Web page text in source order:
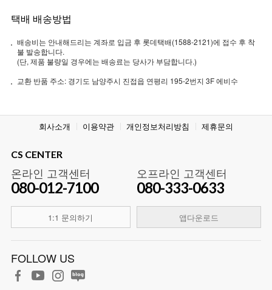
택배 배송방법
배송비는 안내해드리는 계좌로 입금 후 롯데택배(1588-2121)에 접수 후 착
불 발송합니다.
(단, 제품 불량일 경우에는 배송료는 당사가 부담합니다.)
교환 반품 주소: 경기도 남양주시 진접읍 연평리 195-2번지 3F 에비수
회사소개 이용약관 개인정보처리방침 제휴문의
CS CENTER
온라인 고객센터
080-012-7100
1:1 문의하기
오프라인 고객센터
080-333-0633
앱다운로드
FOLLOW US